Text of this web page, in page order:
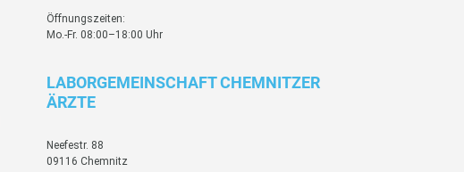
Öffnungszeiten:
Mo.-Fr. 08:00–18:00 Uhr
LABORGEMEINSCHAFT CHEMNITZER
ÄRZTE
Neefestr. 88
09116 Chemnitz